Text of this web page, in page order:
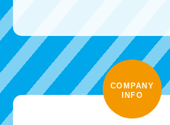
COMPANY
INFO